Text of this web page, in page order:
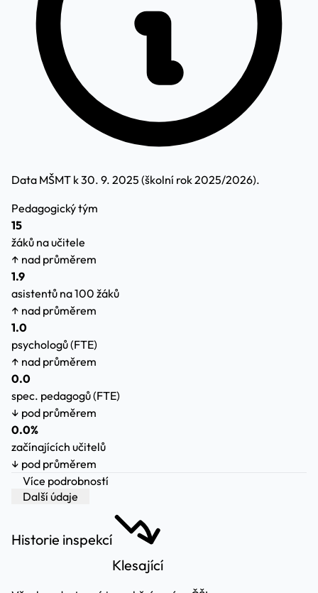
Data MŠMT k 30. 9. 2025 (školní rok 2025/2026).
Pedagogický tým
15
žáků na učitele
↑ nad průměrem
1.9
asistentů na 100 žáků
↑ nad průměrem
1.0
psychologů (FTE)
↑ nad průměrem
0.0
spec. pedagogů (FTE)
↓ pod průměrem
0.0%
začínajících učitelů
↓ pod průměrem
Více podrobností
Další údaje
Historie inspekcí
Klesající